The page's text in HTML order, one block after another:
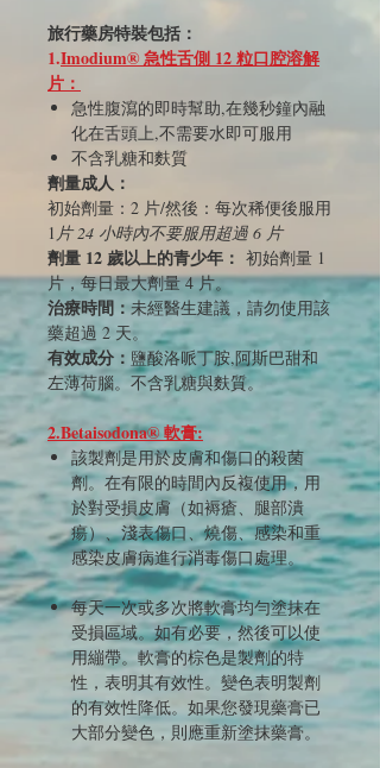
旅行藥房特裝包括：
1.Imodium® 急性舌側 12 粒口腔溶解
片：
急性腹瀉的即時幫助,在幾秒鐘內融
化在舌頭上,不需要水即可服用
不含乳糖和麩質
劑量成人：
初始劑量：2 片/然後：每次稀便後服用
1 片 24 小時內不要服用超過 6 片
劑量 12 歲以上的青少年： 初始劑量 1
片，每日最大劑量 4 片。
治療時間：未經醫生建議，請勿使用該
藥超過 2 天。
有效成分： 鹽酸洛哌丁胺,阿斯巴甜和
左薄荷腦。不含乳糖與麩質。
2.Betaisodona® 軟膏:
該製劑是用於皮膚和傷口的殺菌
劑。在有限的時間內反複使用，用
於對受損皮膚（如褥瘡、腿部潰
瘍）、淺表傷口、燒傷、感染和重
感染皮膚病進行消毒傷口處理。
每天一次或多次將軟膏均勻塗抹在
受損區域。如有必要，然後可以使
用繃帶。軟膏的棕色是製劑的特
性，表明其有效性。變色表明製劑
的有效性降低。如果您發現藥膏已
大部分變色，則應重新塗抹藥膏。